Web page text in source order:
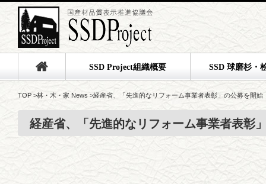
SSD Project組織概要 SSD 球磨杉・
TOP >林・木・家 News >経産省、「先進的なリフォーム事業者表彰」の公募を開始
経産省、「先進的なリフォーム事業者表彰